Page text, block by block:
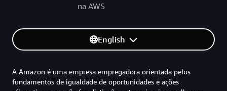
na AWS
English
A Amazon é uma empresa empregadora orientada pelos
fundamentos de igualdade de oportunidades e ações